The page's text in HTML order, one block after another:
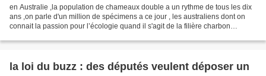
en Australie ,la population de chameaux double a un rythme de tous les dix
ans ,on parle d'un million de spécimens a ce jour , les australiens dont on
connait la passion pour l’écologie quand il s'agit de la filière charbon
la loi du buzz : des députés veulent déposer un